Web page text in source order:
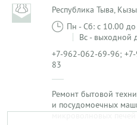
Республика Тыва,
Пн - Сб: с 10.00
Вс - выходной
+7-962-062-69-96;
83
Ремонт бытовой
и посудомоечных
микроволновых